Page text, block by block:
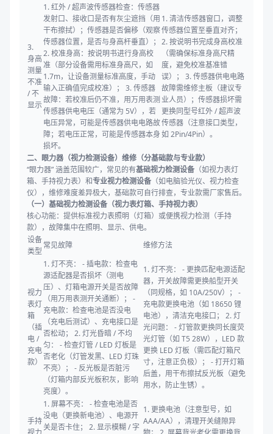
3.
身高
测量
不准
/ 不
显示
1. 红外 / 超声波传感器检查：传感器
发射口、接收口是否有灰尘遮挡（用
干布擦拭）；传感器是否偏移（观察
传感器位置，是否与身高杆垂直）；
2. 校准身高：按说明书进行身高校
准（部分设备需用标准身高尺，如
1.7m，让设备测量标准高度，手动
输入正确值完成校准）； 3. 传感器
故障：若校准后仍不准，用万用表测
传感器供电电压（通常为 5V），若
电压异常，可能是传感器供电电路故
障；若电压正常，可能是传感器本身
损坏。
1. 清洁传感器窗口，调整
传感器位置至垂直对齐；
2. 按说明书完成身高校准
（需确保标准身高尺精
度，避免校准基准错
误）； 3. 传感器供电电路
故障需维修主板（建议专
业人员）；传感器损坏需
更换同型号红外 / 超声波
传感器（注意接口类型，
如 2Pin/4Pin）。
二、眼力器（视力检测设备）维修（分基础款与专业款）
“眼力器” 涵盖范围较广，常见的有基础视力检测设备 （如视力表灯
箱、手持视力表）和专业视力检测设备 （如电脑验光仪、视力检查
仪），维修难度差异极大，基础款可自行排查，专业款需厂家售后。
（一）基础视力检测设备（视力表灯箱、手持视力表）
核心功能：提供标准视力表照明（灯箱）或便携视力检测（手持
款），故障集中在照明、显示、供电。
设备
类型
常见故障 维修方法
视力
表灯
箱
（插
电 /
充电
款）
1. 灯不亮： - 插电款：检查电
源适配器是否损坏（测电
压）、灯箱电源开关是否故障
（用万用表测开关通断）； -
充电款：检查电池是否没电
（充电后测试）、充电接口是
否松动； 2. 灯光昏暗 / 不均
匀： - 检查灯管 / LED 灯板是
否老化（灯管发黑、LED 灯珠
不亮）； - 反光板是否脏污
（灯箱内部反光板积灰，影响
亮度）。
1. 灯不亮： - 更换匹配电源适配
器，开关故障需更换船型开关
（同规格，如 10A/250V）； -
充电款更换电池（如 18650 锂
电池），清洁充电接口； 2. 灯
光问题： - 灯管款更换同长度荧
光灯管（如 T5 28W），LED 款
更换 LED 灯板（需匹配灯箱尺
寸，注意正负极）； - 打开灯箱
后盖，用干布擦拭反光板（避免
用水，防止生锈）。
手持
1. 屏幕不亮： - 检查电池是否
没电（更换新电池）、电源开
关是否卡住； 2. 显示模糊 / 字
1. 更换电池（注意型号，如
AAA/AA），清理开关缝隙异